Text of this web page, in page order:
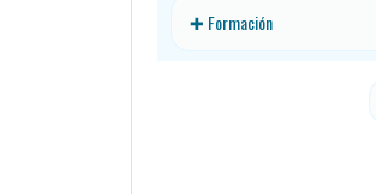
✚ Formación